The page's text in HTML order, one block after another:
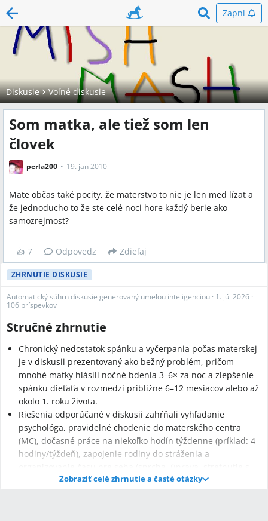
Zapni
Diskusie Voľné diskusie
Som matka, ale tiež som len
človek
perla200 19. jan 2010
Mate občas také pocity, že materstvo to nie je len med lízat a
že jednoducho to že ste celé noci hore každý berie ako
samozrejmost?
👍 7 Odpovedz Zdieľaj
ZHRNUTIE DISKUSIE
Automatický súhrn diskusie generovaný umelou inteligenciou · 1. júl 2026 ·
106 príspevkov
Stručné zhrnutie
Chronický nedostatok spánku a vyčerpania počas materskej
je v diskusii prezentovaný ako bežný problém, pričom
mnohé matky hlásili nočné bdenia 3–6× za noc a zlepšenie
spánku dieťaťa v rozmedzí približne 6–12 mesiacov alebo až
okolo 1. roku života.
Riešenia odporúčané v diskusii zahŕňali vyhľadanie
psychológa, pravidelné chodenie do materského centra
(MC), dočasné práce na niekoľko hodín týždenne (príklad: 4
hodiny/týždeň), zapojenie rodiny do stráženia a
kamarátkou).Zobraziť celé zhrnutie a časté otázky